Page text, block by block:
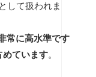
して扱われま
常に高水準です
めています。